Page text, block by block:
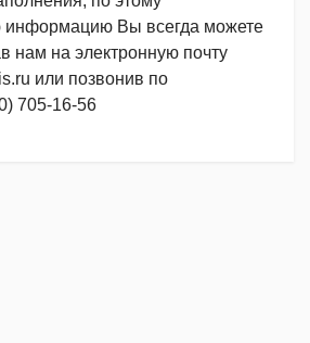
информацию Вы всегда можете
нам на электронную почту
или позвонив по
705-16-56